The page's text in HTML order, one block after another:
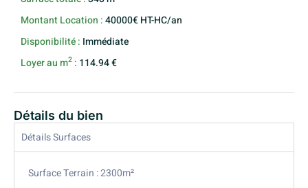
Montant Location :40000€ HT-HC/an
Disponibilité : Immédiate
Loyer au m2 : 114.94 €
Détails du bien
Détails Surfaces
Surface Terrain : 2300m²